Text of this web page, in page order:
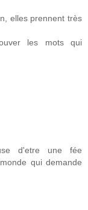
elles prennent très
les mots qui
d'etre une fée
qui demande